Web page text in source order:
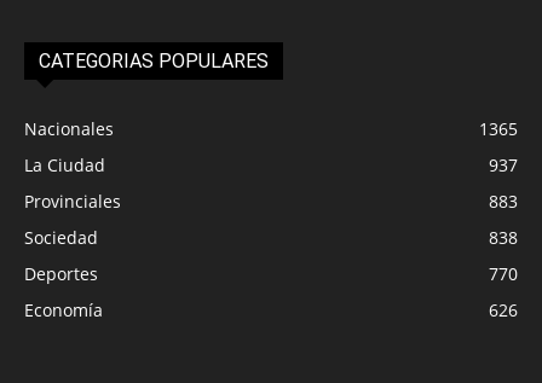
CATEGORIAS POPULARES
Nacionales
1365
La Ciudad
937
Provinciales
883
Sociedad
838
Deportes
770
Economía
626